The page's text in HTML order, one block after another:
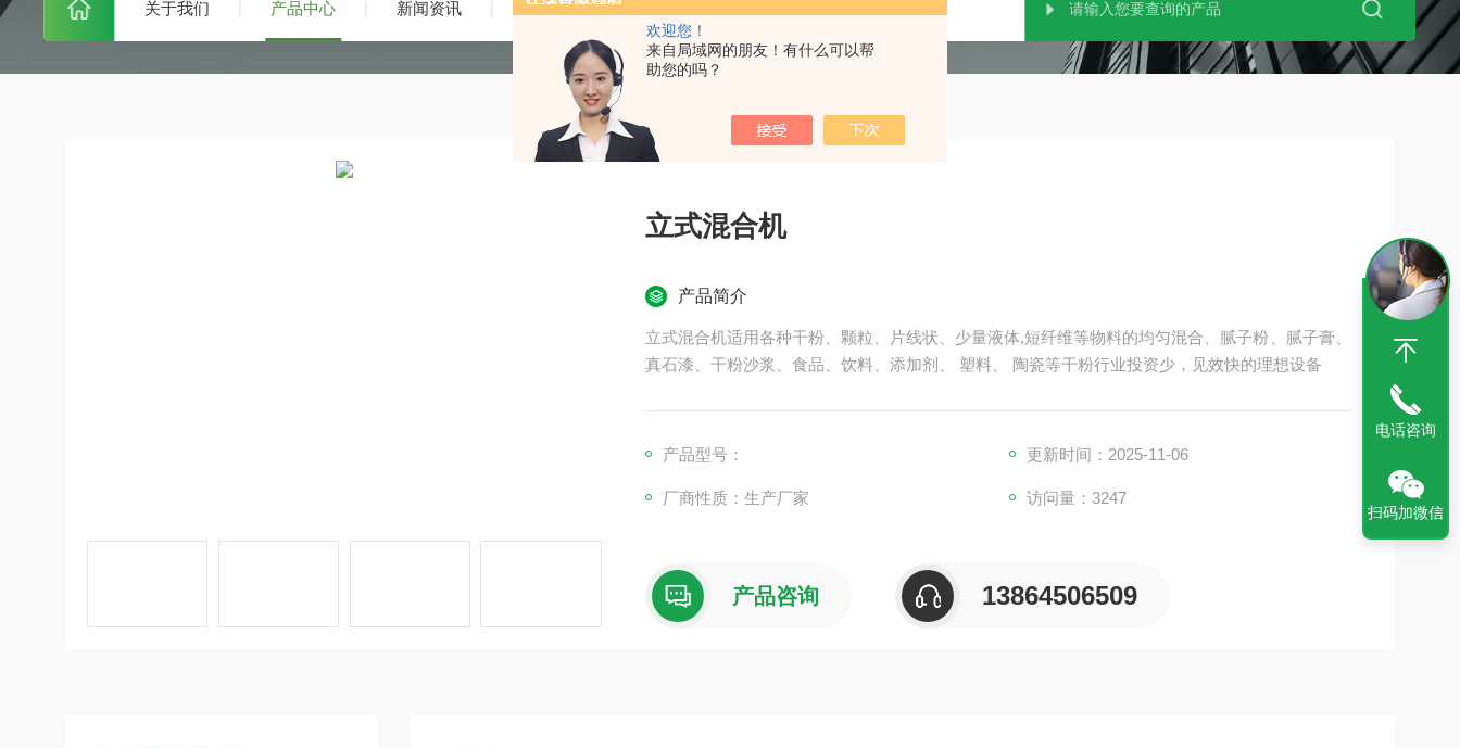
欢迎您！
来自局域网的朋友！有什么可以帮
助您的吗？
关于我们 产品中心 新闻资讯 技术文章
立式混合机
产品简介
立式混合机适用各种干粉、颗粒、片线状、少量液体,短纤维等物料的均匀混合、腻子粉、腻子膏、
真石漆、干粉沙浆、食品、饮料、添加剂、 塑料、 陶瓷等干粉行业投资少，见效快的理想设备
产品型号： 更新时间：2025-11-06
厂商性质：生产厂家 访问量：3247
产品咨询 13864506509
电话咨询
扫码加微信